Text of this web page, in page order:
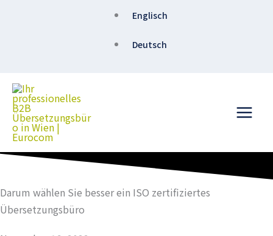
Englisch
Deutsch
Darum wählen Sie besser ein ISO zertifiziertes
Übersetzungsbüro